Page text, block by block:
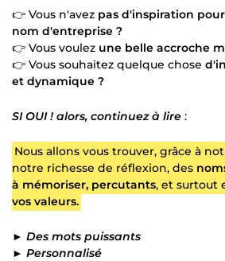
👉 Vous n'avez pas d'inspiration
nom d'entreprise ?
👉 Vous voulez une belle accroche
👉 Vous souhaitez quelque chose
et dynamique ?
SI OUI ! alors, continuez à lire :
Nous allons vous trouver, grâce à
notre richesse de réflexion, des
à mémoriser, percutants, et surtout
vos valeurs.
► Des mots puissants
► Personnalisé